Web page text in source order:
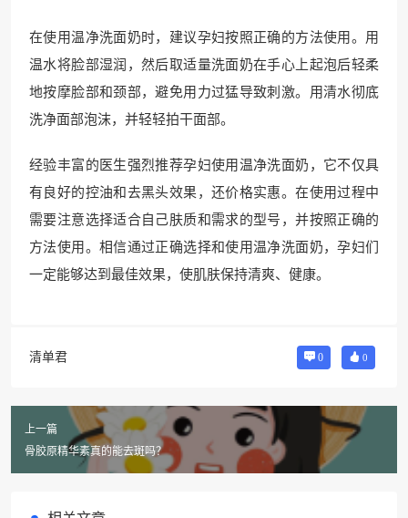
在使用温净洗面奶时，建议孕妇按照正确的方法使用。用
温水将脸部湿润，然后取适量洗面奶在手心上起泡后轻柔
地按摩脸部和颈部，避免用力过猛导致刺激。用清水彻底
洗净面部泡沫，并轻轻拍干面部。
经验丰富的医生强烈推荐孕妇使用温净洗面奶，它不仅具
有良好的控油和去黑头效果，还价格实惠。在使用过程中
需要注意选择适合自己肤质和需求的型号，并按照正确的
方法使用。相信通过正确选择和使用温净洗面奶，孕妇们
一定能够达到最佳效果，使肌肤保持清爽、健康。
清单君 0 0
上一篇
骨胶原精华素真的能去斑吗？